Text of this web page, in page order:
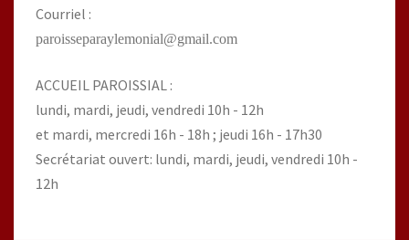
Courriel :
paroisseparaylemonial@gmail.com
ACCUEIL PAROISSIAL :
lundi, mardi, jeudi, vendredi 10h - 12h
et mardi, mercredi 16h - 18h ; jeudi 16h - 17h30
Secrétariat ouvert: lundi, mardi, jeudi, vendredi 10h -
12h